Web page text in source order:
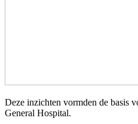
Deze inzichten vormden de basis
General Hospital.